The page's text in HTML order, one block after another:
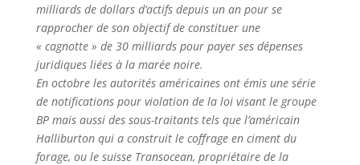
milliards de dollars d’actifs depuis un an pour se
rapprocher de son objectif de constituer une
« cagnotte » de 30 milliards pour payer ses dépenses
juridiques liées à la marée noire.
En octobre les autorités américaines ont émis une série
de notifications pour violation de la loi visant le groupe
BP mais aussi des sous-traitants tels que l’américain
Halliburton qui a construit le coffrage en ciment du
forage, ou le suisse Transocean, propriétaire de la